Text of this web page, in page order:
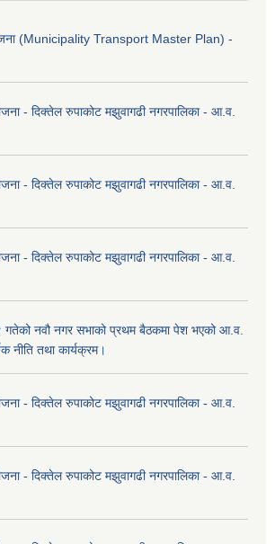
(Municipality Transport Master Plan) -
- दिक्तेल रुपाकोट मझुवागढी नगरपालिका - आ.व.
- दिक्तेल रुपाकोट मझुवागढी नगरपालिका - आ.व.
- दिक्तेल रुपाकोट मझुवागढी नगरपालिका - आ.व.
नवौ नगर सभाको प्रथम बैठकमा पेश भएको आ.व.
नीति तथा कार्यक्रम।
- दिक्तेल रुपाकोट मझुवागढी नगरपालिका - आ.व.
- दिक्तेल रुपाकोट मझुवागढी नगरपालिका - आ.व.